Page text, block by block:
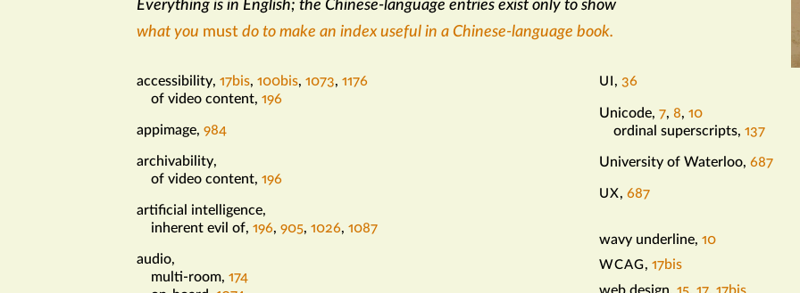
Everything is in English; the Chinese-language entries exist only to show
what you mustdo to make an index useful in a Chinese-language book.
aaccessibility, 17bis, 100bis, 1073, 1176
of video content, 196
appimage, 984
archivability,
of video content, 196
artificial intelligence,
inherent evil of, 196, 905, 1026, 1087
audio,
multi-room, 174
u , 36
Unicode, 7, 8, 10
ordinal superscripts, 137
University of Waterloo, 687
UX, 687
wwavy underline, 10
WCAG, 17bis
web design, 15, 17, 17bis